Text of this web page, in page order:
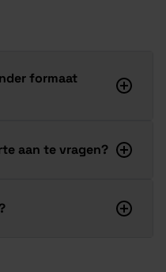
formaat
aan te vragen?